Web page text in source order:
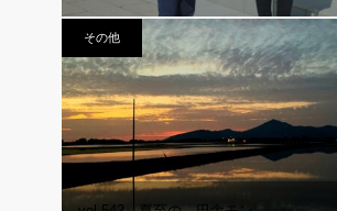
その他